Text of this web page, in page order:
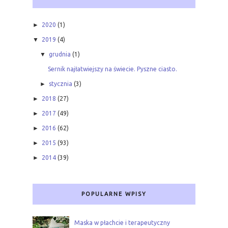
► 2020 (1)
▼ 2019 (4)
▼ grudnia (1)
Sernik najłatwiejszy na świecie. Pyszne ciasto.
► stycznia (3)
► 2018 (27)
► 2017 (49)
► 2016 (62)
► 2015 (93)
► 2014 (39)
POPULARNE WPISY
Maska w płachcie i terapeutyczny